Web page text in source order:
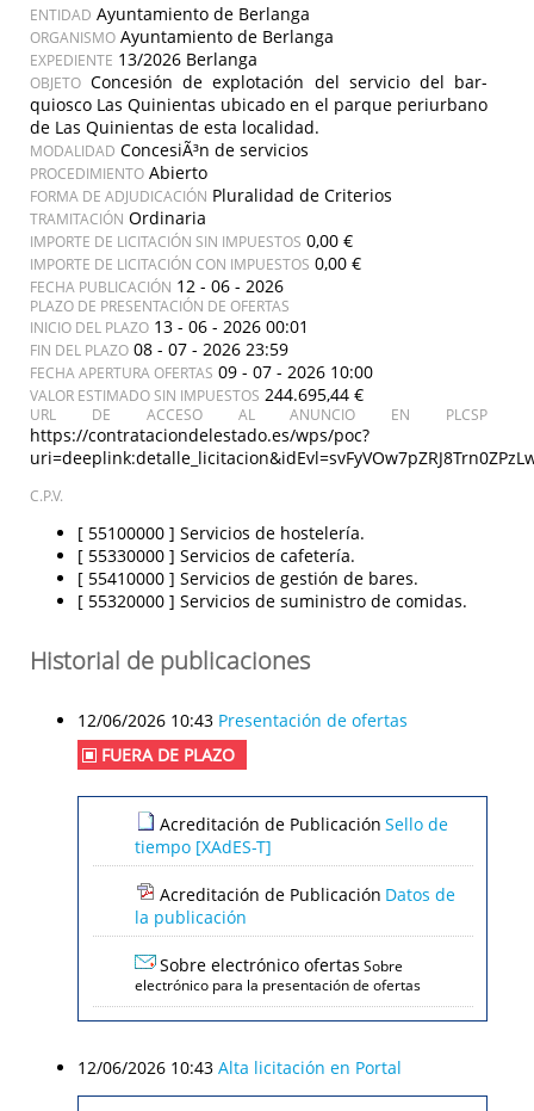
ENTIDAD Ayuntamiento de Berlanga
ORGANISMO Ayuntamiento de Berlanga
EXPEDIENTE 13/2026 Berlanga
OBJETO Concesión de explotación del servicio del bar-
quiosco Las Quinientas ubicado en el parque periurbano
de Las Quinientas de esta localidad.
MODALIDAD ConcesiÃ³n de servicios
PROCEDIMIENTO Abierto
FORMA DE ADJUDICACIÓN Pluralidad de Criterios
TRAMITACIÓN Ordinaria
IMPORTE DE LICITACIÓN SIN IMPUESTOS 0,00 €
IMPORTE DE LICITACIÓN CON IMPUESTOS 0,00 €
FECHA PUBLICACIÓN 12 - 06 - 2026
PLAZO DE PRESENTACIÓN DE OFERTAS
INICIO DEL PLAZO 13 - 06 - 2026 00:01
FIN DEL PLAZO 08 - 07 - 2026 23:59
FECHA APERTURA OFERTAS 09 - 07 - 2026 10:00
VALOR ESTIMADO SIN IMPUESTOS 244.695,44 €
URL DE ACCESO AL ANUNCIO EN PLCSP
https://contrataciondelestado.es/wps/poc?
C.P.V.
[ 55100000 ] Servicios de hostelería.
[ 55330000 ] Servicios de cafetería.
[ 55410000 ] Servicios de gestión de bares.
[ 55320000 ] Servicios de suministro de comidas.
Historial de publicaciones
12/06/2026 10:43 Presentación de ofertas
FUERA DE PLAZO
Acreditación de Publicación Sello de
tiempo [XAdES-T]
Acreditación de Publicación Datos de
la publicación
Sobre electrónico ofertas Sobre
electrónico para la presentación de ofertas
12/06/2026 10:43 Alta licitación en Portal